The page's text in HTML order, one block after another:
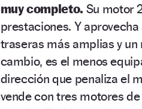
muy completo. Su motor
prestaciones. Y
traseras más amplias y un
cambio, es el menos
dirección que penaliza el
vende con tres motores